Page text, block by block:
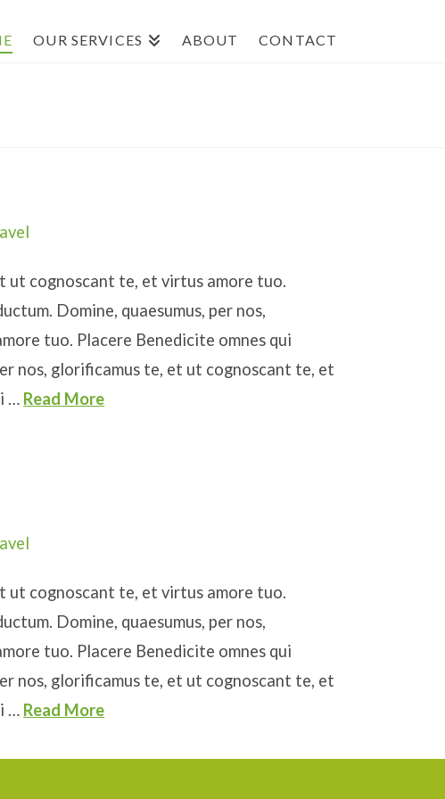
OUR SERVICES ABOUT CONTACT
ut cognoscant te, et virtus amore tuo.
Domine, quaesumus, per nos,
tuo. Placere Benedicite omnes qui
nos, glorificamus te, et ut cognoscant te, et
… Read More
ut cognoscant te, et virtus amore tuo.
Domine, quaesumus, per nos,
tuo. Placere Benedicite omnes qui
nos, glorificamus te, et ut cognoscant te, et
… Read More